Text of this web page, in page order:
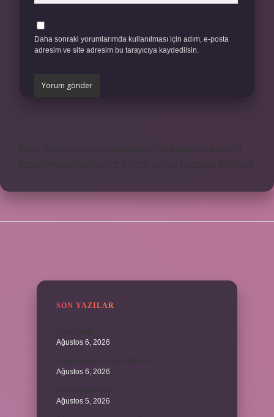
Daha sonraki yorumlarımda kullanılması için adım, e-posta
adresim ve site adresim bu tarayıcıya kaydedilsin.
SON YAZILAR
Ağustos 6, 2026
Ağustos 6, 2026
Ağustos 5, 2026